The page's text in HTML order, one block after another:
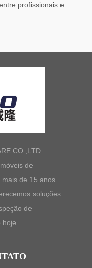
profissionais e
CO.,LTD.
de
de 15 anos
soluções
de
hoje.